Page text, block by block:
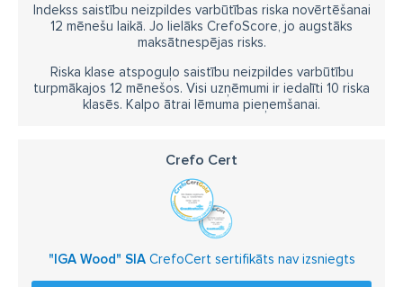
Indekss saistību neizpildes varbūtības riska novērtēšanai
12 mēnešu laikā. Jo lielāks CrefoScore, jo augstāks
maksātnespējas risks.
Riska klase atspoguļo saistību neizpildes varbūtību
turpmākajos 12 mēnešos. Visi uzņēmumi ir iedalīti 10 riska
klasēs. Kalpo ātrai lēmuma pieņemšanai.
Crefo Cert
"IGA Wood" SIACrefoCert sertifikāts nav izsniegts